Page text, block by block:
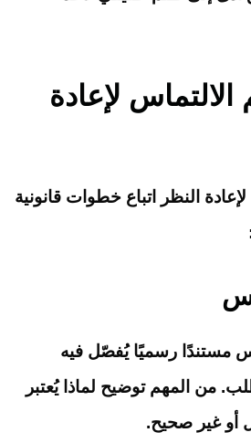
لإعادة
النظر اتباع خطوات قانونية
مستندًا رسميًا يُفصّل فيه
من المهم توضيح لماذا يُعتبر
أو غير صحيح.